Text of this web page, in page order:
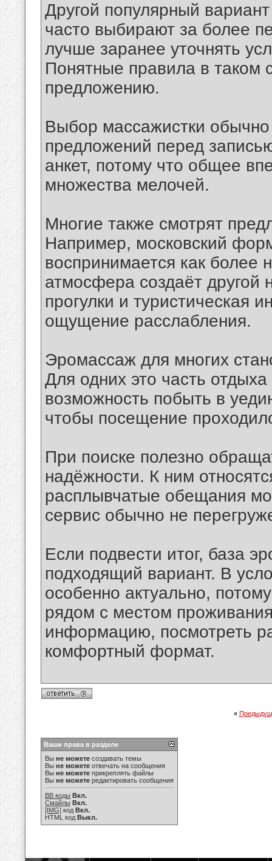
Другой популярный
часто выбирают за более
лучше заранее уточнять
Понятные правила в таком
предложению.
Выбор массажистки обычно
предложений перед
анкет, потому что общее
множества мелочей.
Многие также смотрят
Например, московский
воспринимается как
атмосфера создаёт другой
прогулки и туристическая
ощущение расслабления.
Эромассаж для многих
Для одних это часть
возможность побыть в
чтобы посещение
При поиске полезно
надёжности. К ним
расплывчатые обещания
сервис обычно не
Если подвести итог, база
подходящий вариант. В
особенно актуально,
рядом с местом
информацию, посмотреть
комфортный формат.
«
Ваши права в разделе
Вы не можете создавать темы
Вы не можете отвечать на сообщения
Вы не можете прикреплять файлы
Вы не можете редактировать сообщения
BB коды Вкл.
Смайлы Вкл.
[IMG] код Вкл.
HTML код Выкл.